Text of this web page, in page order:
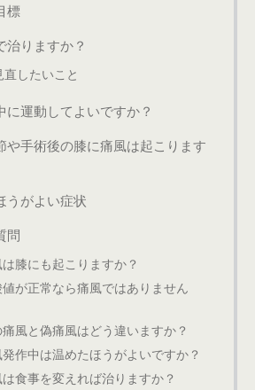
標
治りますか？
したいこと
に運動してよいですか？
や手術後の膝に痛風は起こります
うがよい症状
問
膝にも起こりますか？
が正常なら痛風ではありません
風と偽痛風はどう違いますか？
作中は温めたほうがよいですか？
食事を変えれば治りますか？